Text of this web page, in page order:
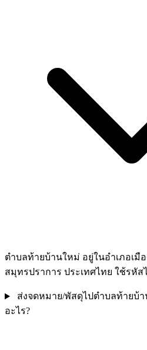
ตำบลท้ายบ้านใหม่ อยู่ในอำเภอเมื
สมุทรปราการ ประเทศไทย ใช้รหัส
ส่งจดหมาย/พัสดุไปตำบลท้ายบ้
อะไร?